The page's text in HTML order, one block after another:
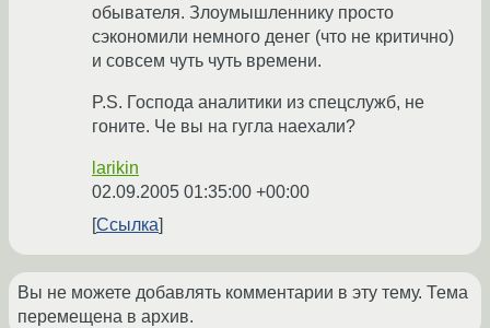
обывателя. Злоумышленнику просто
сэкономили немного денег (что не критично)
и совсем чуть чуть времени.
P.S. Господа аналитики из спецслужб, не
гоните. Че вы на гугла наехали?
larikin
02.09.2005 01:35:00 +00:00
Ссылка
Вы не можете добавлять комментарии в эту тему. Тема
перемещена в архив.